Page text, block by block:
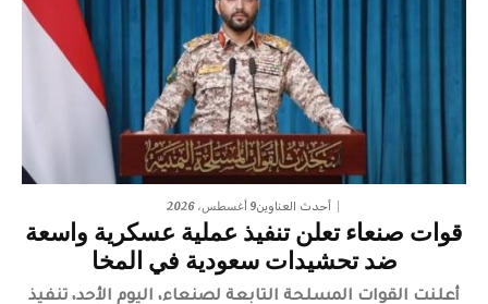
أحدث العناوين9 أغسطس، 2026
قوات صنعاء تعلن تنفيذ عملية عسكرية واسعة
ضد تحشيدات سعودية في المخا
​أعلنت القوات المسلحة التابعة لصنعاء، اليوم الأحد، تنفيذ